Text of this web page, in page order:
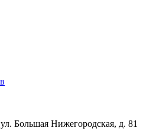
Большая Нижегородская, д. 81